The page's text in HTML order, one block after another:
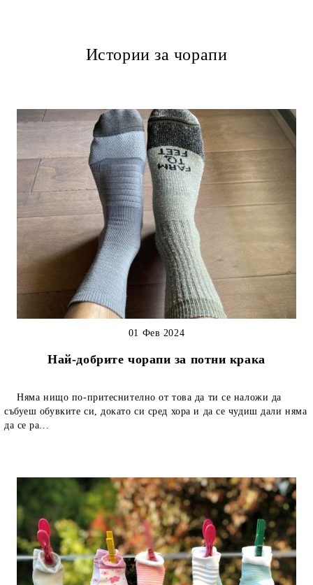
Истории за чорапи
Най-добрите чорапи за потни крака
01 Фев 2024
Няма нищо по-притеснително от това да ти се наложи да
събуеш обувките си, докато си сред хора и да се чудиш дали няма
да се ра...